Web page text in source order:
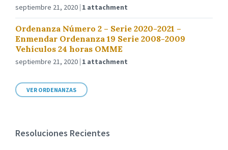
septiembre 21, 2020 1 attachment
Ordenanza Número 2 – Serie 2020-2021 –
Enmendar Ordenanza 19 Serie 2008-2009
Vehículos 24 horas OMME
septiembre 21, 2020 1 attachment
VER ORDENANZAS
Resoluciones Recientes